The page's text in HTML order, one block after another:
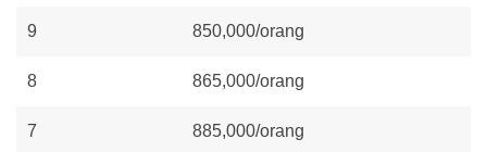
9 850,000/orang
8 865,000/orang
7 885,000/orang